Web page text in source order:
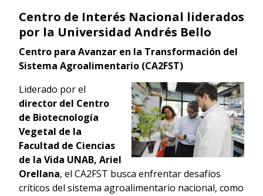
Centro de Interés Nacional liderados
por la Universidad Andrés Bello
Centro para Avanzar en la Transformación del
Sistema Agroalimentario (CA2FST)
Liderado por el
director del Centro
de Biotecnología
Vegetal de la
Facultad de Ciencias
de la Vida UNAB, Ariel
Orellana, el CA2FST busca enfrentar desafíos
críticos del sistema agroalimentario nacional, como